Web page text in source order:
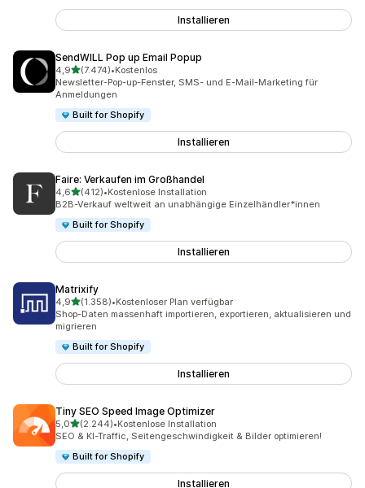
Installieren
SendWILL Pop up Email Popup
4,9von 5 Sternen
(7.474)
7474 Rezensionen insgesamt
•Kostenlos
Newsletter-Pop-up-Fenster, SMS- und E-Mail-Marketing für
Anmeldungen
Built for Shopify
Installieren
Faire: Verkaufen im Großhandel
4,6von 5 Sternen
(412)
412 Rezensionen insgesamt
•Kostenlose Installation
B2B-Verkauf weltweit an unabhängige Einzelhändler*innen
Built for Shopify
Installieren
Matrixify
4,9von 5 Sternen
(1.358)
1358 Rezensionen insgesamt
•Kostenloser Plan verfügbar
Shop-Daten massenhaft importieren, exportieren, aktualisieren und
migrieren
Built for Shopify
Installieren
Tiny SEO Speed Image Optimizer
5,0von 5 Sternen
(2.244)
2244 Rezensionen insgesamt
•Kostenlose Installation
SEO & KI-Traffic, Seitengeschwindigkeit & Bilder optimieren!
Built for Shopify
Installieren